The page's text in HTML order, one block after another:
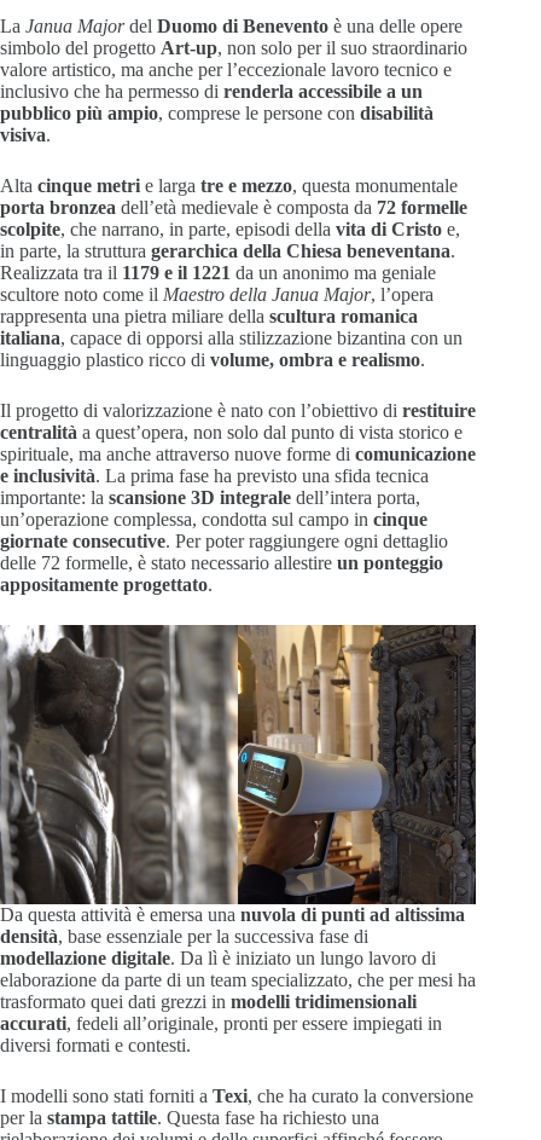
La Janua Majordel Duomo di Benevento è una delle opere
simbolo del progetto Art-up, non solo per il suo straordinario
valore artistico, ma anche per l’eccezionale lavoro tecnico e
inclusivo che ha permesso di renderla accessibile a un
pubblico più ampio, comprese le persone con disabilità
visiva.
Alta cinque metri e larga tre e mezzo, questa monumentale
porta bronzea dell’età medievale è composta da 72 formelle
scolpite, che narrano, in parte, episodi della vita di Cristo e,
in parte, la struttura gerarchica della Chiesa beneventana.
Realizzata tra il 1179 e il 1221 da un anonimo ma geniale
scultore noto come il Maestro della Janua Major, l’opera
rappresenta una pietra miliare della scultura romanica
italiana, capace di opporsi alla stilizzazione bizantina con un
linguaggio plastico ricco di volume, ombra e realismo.
Il progetto di valorizzazione è nato con l’obiettivo di restituire
centralità a quest’opera, non solo dal punto di vista storico e
spirituale, ma anche attraverso nuove forme di comunicazione
e inclusività. La prima fase ha previsto una sfida tecnica
importante: la scansione 3D integrale dell’intera porta,
un’operazione complessa, condotta sul campo in cinque
giornate consecutive. Per poter raggiungere ogni dettaglio
delle 72 formelle, è stato necessario allestire un ponteggio
appositamente progettato.
Da questa attività è emersa una nuvola di punti ad altissima
densità, base essenziale per la successiva fase di
modellazione digitale. Da lì è iniziato un lungo lavoro di
elaborazione da parte di un team specializzato, che per mesi ha
trasformato quei dati grezzi in modelli tridimensionali
accurati, fedeli all’originale, pronti per essere impiegati in
diversi formati e contesti.
I modelli sono stati forniti a Texi, che ha curato la conversione
per la stampa tattile. Questa fase ha richiesto una